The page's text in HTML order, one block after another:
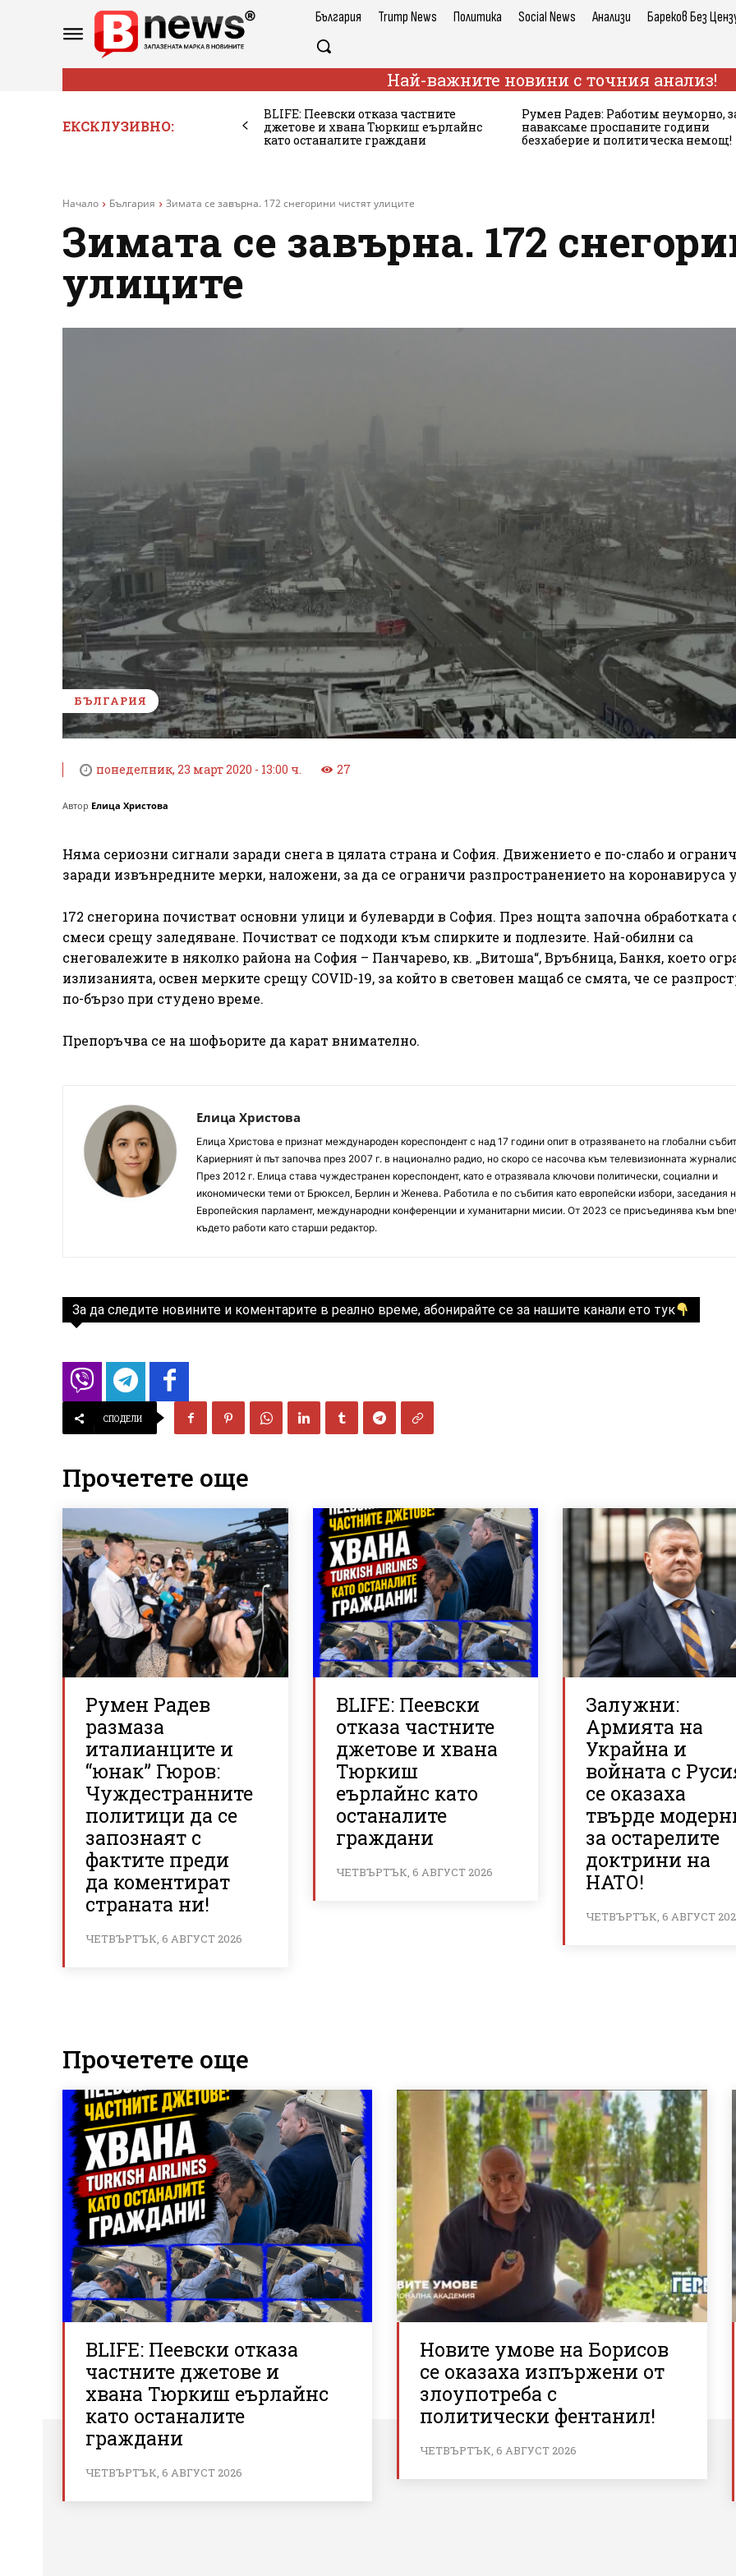
България Trump News Политика Social News Анализи Бареков Без
Най-важните новини с точния анализ!
ЕКСКЛУЗИВНО:
BLIFE: Пеевски отказа частните
джетове и хвана Тюркиш еърлайнс
като останалите граждани
Румен Радев: Работим неуморно,
наваксаме проспаните години
безхаберие и политическа немощ!
Начало България Зимата се завърна. 172 снегорини чистят улиците
Зимата се завърна. 172
улиците
БЪЛГАРИЯ
понеделник, 23 март 2020 - 13:00 ч. 27
Автор Елица Христова
Няма сериозни сигнали заради снега в цялата страна и София. Движението е по-слабо и
заради извънредните мерки, наложени, за да се ограничи разпространението на коронавируса
172 снегорина почистват основни улици и булеварди в София. През нощта започна обработката
смеси срещу заледяване. Почистват се подходи към спирките и подлезите. Най-обилни са
снеговалежите в няколко района на София – Панчарево, кв. „Витоша“, Връбница, Банкя, което
излизанията, освен мерките срещу COVID-19, за който в световен мащаб се смята, че се
по-бързо при студено време.
Препоръчва се на шофьорите да карат внимателно.
Елица Христова
Елица Христова е признат международен кореспондент с над 17 години опит в отразяването на глобални
Кариерният ѝ път започва през 2007 г. в национално радио, но скоро се насочва към телевизионната
През 2012 г. Елица става чуждестранен кореспондент, като е отразявала ключови политически, социални и
икономически теми от Брюксел, Берлин и Женева. Работила е по събития като европейски избори, заседания
Европейския парламент, международни конференции и хуманитарни мисии. От 2023 се присъединява към
където работи като старши редактор.
За да следите новините и коментарите в реално време, абонирайте се за нашите канали ето тук
СПОДЕЛИ
Прочетете още
Румен Радев
размаза
италианците и
“юнак” Гюров:
Чуждестранните
политици да се
запознаят с
фактите преди
да коментират
страната ни!
ЧЕТВЪРТЪК, 6 АВГУСТ 2026
BLIFE: Пеевски
отказа частните
джетове и хвана
Тюркиш
еърлайнс като
останалите
граждани
ЧЕТВЪРТЪК, 6 АВГУСТ 2026
Залужни:
Армията на
Украйна и
войната с
се оказаха
твърде
за остарелите
доктрини на
НАТО!
ЧЕТВЪРТЪК, 6 АВГУСТ
Прочетете още
BLIFE: Пеевски отказа
частните джетове и
хвана Тюркиш еърлайнс
като останалите
граждани
ЧЕТВЪРТЪК, 6 АВГУСТ 2026
Новите умове на Борисов
се оказаха изпържени от
злоупотреба с
политически фентанил!
ЧЕТВЪРТЪК, 6 АВГУСТ 2026